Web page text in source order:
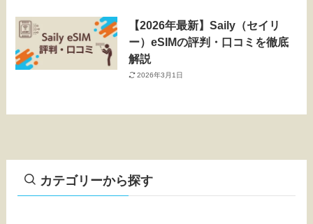
【2026年最新】Saily（セイリ
ー）eSIMの評判・口コミを徹底
解説
2026年3月1日
カテゴリーから探す